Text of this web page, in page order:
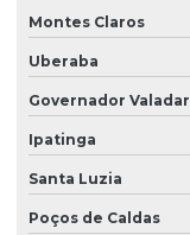
Montes Claros
Uberaba
Governador
Ipatinga
Santa Luzia
Poços de Caldas